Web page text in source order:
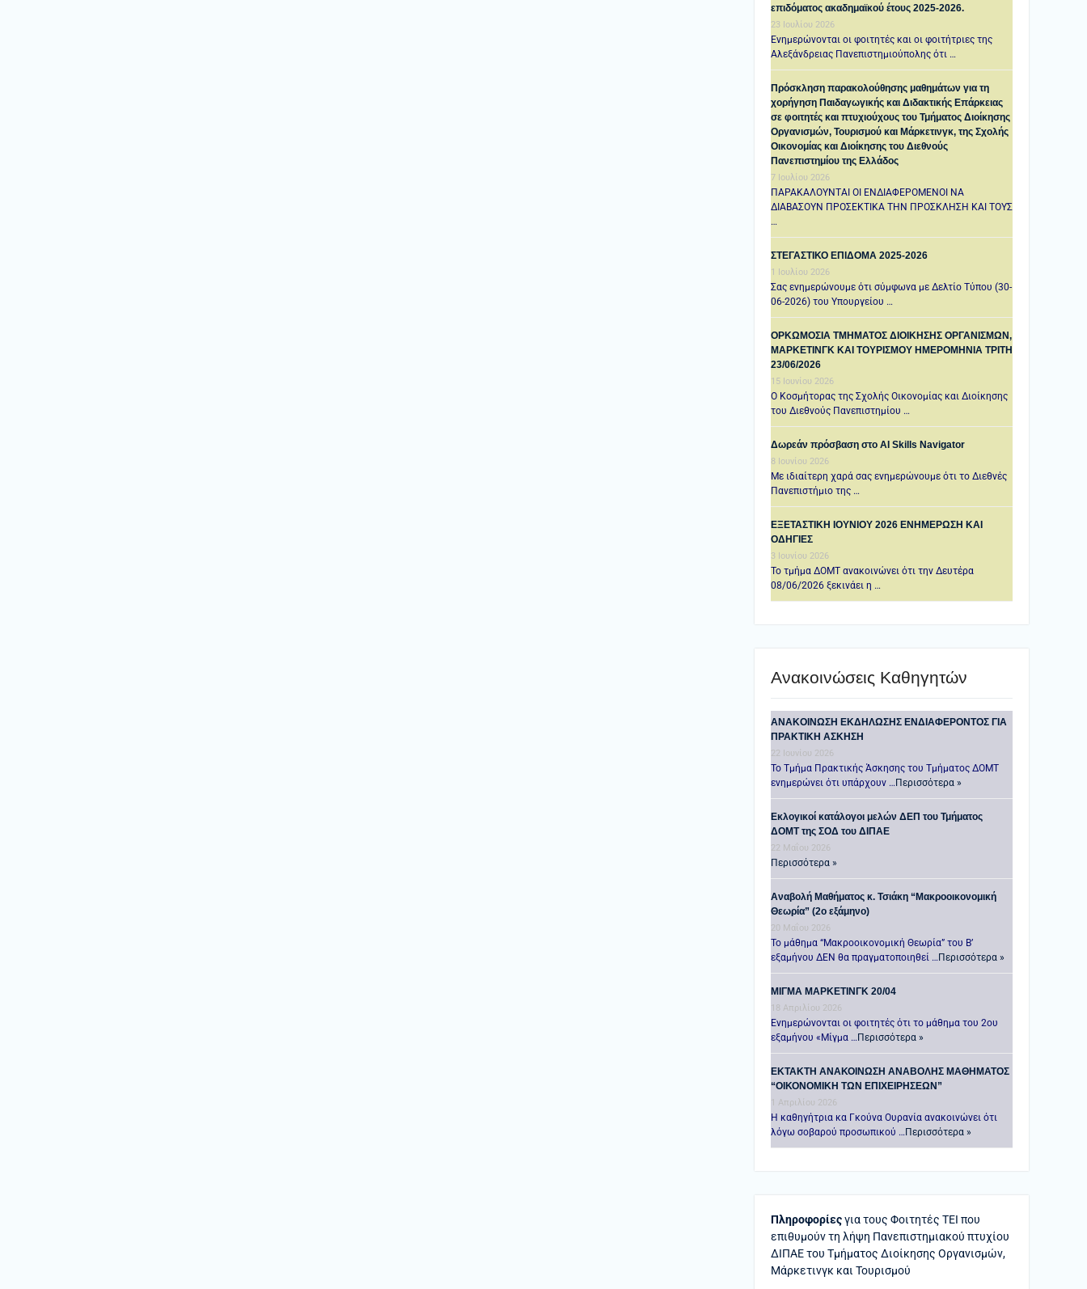
επιδόματος ακαδημαϊκού έτους 2025-2026.
23 Ιουλίου 2026
Ενημερώνονται οι φοιτητές και οι φοιτήτριες της
Αλεξάνδρειας Πανεπιστημιούπολης ότι …
Πρόσκληση παρακολούθησης μαθημάτων για τη
χορήγηση Παιδαγωγικής και Διδακτικής Επάρκειας
σε φοιτητές και πτυχιούχους του Τμήματος Διοίκησης
Οργανισμών, Τουρισμού και Μάρκετινγκ, της Σχολής
Οικονομίας και Διοίκησης του Διεθνούς
Πανεπιστημίου της Ελλάδος
7 Ιουλίου 2026
ΠΑΡΑΚΑΛΟΥΝΤΑΙ ΟΙ ΕΝΔΙΑΦΕΡΟΜΕΝΟΙ ΝΑ
ΔΙΑΒΑΣΟΥΝ ΠΡΟΣΕΚΤΙΚΑ ΤΗΝ ΠΡΟΣΚΛΗΣΗ ΚΑΙ ΤΟΥΣ
…
ΣΤΕΓΑΣΤΙΚΟ ΕΠΙΔΟΜΑ 2025-2026
1 Ιουλίου 2026
Σας ενημερώνουμε ότι σύμφωνα με Δελτίο Τύπου (30-
06-2026) του Υπουργείου …
ΟΡΚΩΜΟΣΙΑ ΤΜΗΜΑΤΟΣ ΔΙΟΙΚΗΣΗΣ ΟΡΓΑΝΙΣΜΩΝ,
ΜΑΡΚΕΤΙΝΓΚ ΚΑΙ ΤΟΥΡΙΣΜΟΥ ΗΜΕΡΟΜΗΝΙΑ TΡΙΤΗ
23/06/2026
15 Ιουνίου 2026
Ο Κοσμήτορας της Σχολής Οικονομίας και Διοίκησης
του Διεθνούς Πανεπιστημίου …
Δωρεάν πρόσβαση στο AI Skills Navigator
8 Ιουνίου 2026
Με ιδιαίτερη χαρά σας ενημερώνουμε ότι το Διεθνές
Πανεπιστήμιο της …
ΕΞΕΤΑΣΤΙΚΗ IOYNIOY 2026 ΕΝΗΜΕΡΩΣΗ ΚΑΙ
ΟΔΗΓΙΕΣ
3 Ιουνίου 2026
Το τμήμα ΔΟΜΤ ανακοινώνει ότι την Δευτέρα
08/06/2026 ξεκινάει η …
Ανακοινώσεις Καθηγητών
ANAKOINΩΣΗ ΕΚΔΗΛΩΣΗΣ ΕΝΔΙΑΦΕΡΟΝΤΟΣ ΓΙΑ
ΠΡΑΚΤΙΚΗ ΑΣΚΗΣΗ
22 Ιουνίου 2026
Το Τμήμα Πρακτικής Άσκησης του Τμήματος ΔΟΜΤ
ενημερώνει ότι υπάρχουν … Περισσότερα »
Εκλογικοί κατάλογοι μελών ΔΕΠ του Τμήματος
ΔΟΜΤ της ΣΟΔ του ΔΙΠΑΕ
22 Μαΐου 2026
Περισσότερα »
Αναβολή Μαθήματος κ. Τσιάκη “Μακροοικονομική
Θεωρία” (2ο εξάμηνο)
20 Μαΐου 2026
Το μάθημα “Μακροοικονομική Θεωρία” του Β’
εξαμήνου ΔΕΝ θα πραγματοποιηθεί … Περισσότερα »
ΜΙΓΜΑ ΜΑΡΚΕΤΙΝΓΚ 20/04
18 Απριλίου 2026
Ενημερώνονται οι φοιτητές ότι το μάθημα του 2ου
εξαμήνου «Μίγμα … Περισσότερα »
ΕΚΤΑΚΤΗ ΑΝΑΚΟΙΝΩΣΗ ΑΝΑΒΟΛΗΣ ΜΑΘΗΜΑΤΟΣ
“ΟΙΚΟΝΟΜΙΚΗ ΤΩΝ ΕΠΙΧΕΙΡΗΣΕΩΝ”
1 Απριλίου 2026
Η καθηγήτρια κα Γκούνα Ουρανία ανακοινώνει ότι
λόγω σοβαρού προσωπικού … Περισσότερα »
Πληροφορίεςγια τους Φοιτητές ΤΕΙ που
επιθυμούν τη λήψη Πανεπιστημιακού πτυχίου
ΔΙΠΑΕ του Τμήματος Διοίκησης Οργανισμών,
Μάρκετινγκ και Τουρισμού